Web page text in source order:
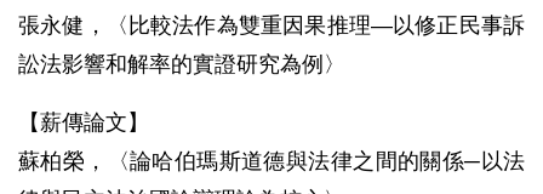
張永健，〈比較法作為雙重因果推理—以修正民事訴
訟法影響和解率的實證研究為例〉
【薪傳論文】
蘇柏榮，〈論哈伯瑪斯道德與法律之間的關係─以法